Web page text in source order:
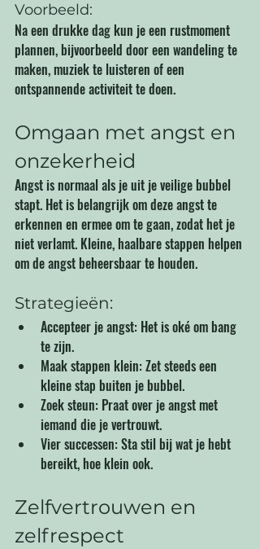
Voorbeeld:
Na een drukke dag kun je een rustmoment
plannen, bijvoorbeeld door een wandeling te
maken, muziek te luisteren of een
ontspannende activiteit te doen.
Omgaan met angst en
onzekerheid
Angst is normaal als je uit je veilige bubbel
stapt. Het is belangrijk om deze angst te
erkennen en ermee om te gaan, zodat het je
niet verlamt. Kleine, haalbare stappen helpen
om de angst beheersbaar te houden.
Strategieën:
Accepteer je angst: Het is oké om bang
te zijn.
Maak stappen klein: Zet steeds een
kleine stap buiten je bubbel.
Zoek steun: Praat over je angst met
iemand die je vertrouwt.
Vier successen: Sta stil bij wat je hebt
bereikt, hoe klein ook.
Zelfvertrouwen en
zelfrespect